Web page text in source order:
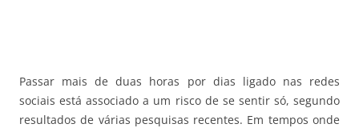
Passar mais de duas horas por dias ligado nas redes
sociais está associado a um risco de se sentir só, segundo
resultados de várias pesquisas recentes. Em tempos onde